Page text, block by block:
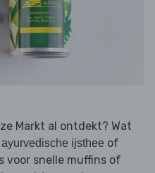
Markt al ontdekt? Wat
ayurvedische ijsthee of
voor snelle muffins of